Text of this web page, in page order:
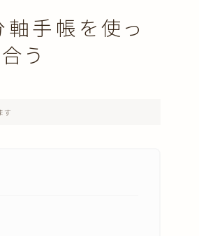
ン使い方
容
中
軸手帳を使っ
う
す